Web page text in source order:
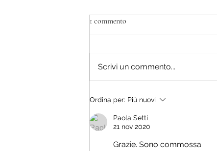
La scuola è vita.
1 commento
Scrivi un commento...
Ordina per: Più nuovi
Paola Setti
21 nov 2020
Grazie. Sono commossa